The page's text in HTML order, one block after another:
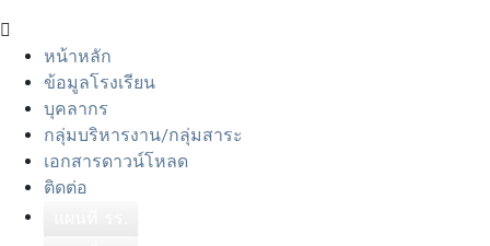
หน้าหลัก
ข้อมูลโรงเรียน
บุคลากร
กลุ่มบริหารงาน/กลุ่มสาระ
เอกสารดาวน์โหลด
ติดต่อ